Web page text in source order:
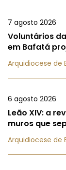
7 agosto 2026
Voluntários
em Bafatá
Arquidiocese de
6 agosto 2026
Leão XIV: a
muros que
Arquidiocese de